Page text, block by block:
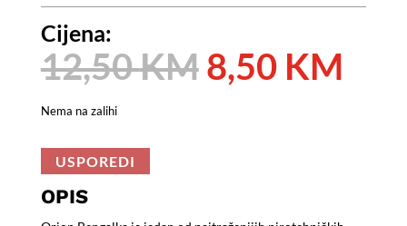
Cijena:
12,50KMIzvorna
cijena
8,50 KM
Nema na zalihi
USPOREDI
OPIS